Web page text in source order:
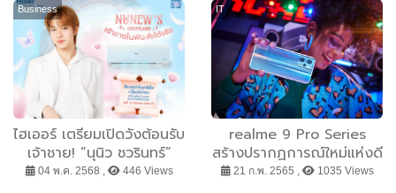
ครั้งแรก ผลตอบรับดีเกิน
คาด
“Exclusive Backstage
Scenes from ICAD
2023”
Business
ไฮเออร์ เตรียมเปิดวังต้อนรับ
เจ้าชาย! “นุนิว ชวรินทร์”
พร้อมเสิร์ฟโมเมนต์สุดประทับ
04 พ.ค. 2568 , 446 Views
IT
realme 9 Pro Series
สร้างปรากฏการณ์ใหม่แห่งดี
ไซน์สมาร์ตโฟน ตื่นตาฝาหลัง
21 ก.พ. 2565 , 1035 Views